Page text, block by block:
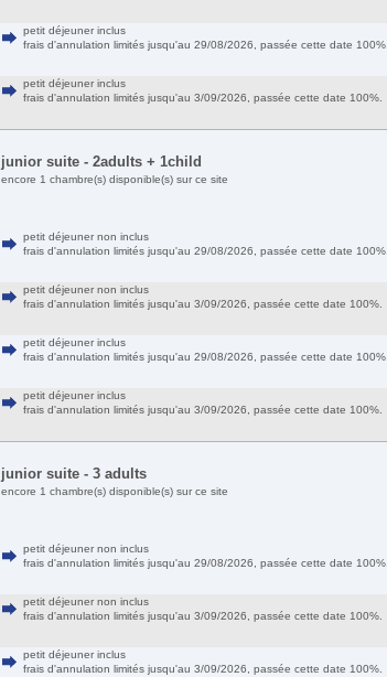
petit déjeuner inclus
frais d'annulation limités jusqu'au 29/08/2026, passée cette date 100%.
petit déjeuner inclus
frais d'annulation limités jusqu'au 3/09/2026, passée cette date 100%.
junior suite - 2adults + 1child
encore 1 chambre(s) disponible(s) sur ce site
petit déjeuner non inclus
frais d'annulation limités jusqu'au 29/08/2026, passée cette date 100%.
petit déjeuner non inclus
frais d'annulation limités jusqu'au 3/09/2026, passée cette date 100%.
petit déjeuner inclus
frais d'annulation limités jusqu'au 29/08/2026, passée cette date 100%.
petit déjeuner inclus
frais d'annulation limités jusqu'au 3/09/2026, passée cette date 100%.
junior suite - 3 adults
encore 1 chambre(s) disponible(s) sur ce site
petit déjeuner non inclus
frais d'annulation limités jusqu'au 29/08/2026, passée cette date 100%.
petit déjeuner non inclus
frais d'annulation limités jusqu'au 3/09/2026, passée cette date 100%.
petit déjeuner inclus
frais d'annulation limités jusqu'au 3/09/2026, passée cette date 100%.